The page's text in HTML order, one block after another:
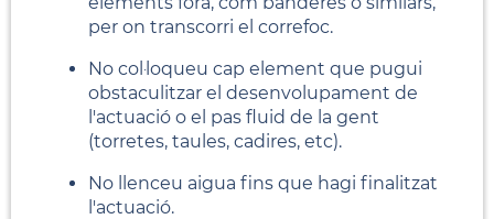
per on transcorri el correfoc.
No col·loqueu cap element que pugui
obstaculitzar el desenvolupament de
l'actuació o el pas fluid de la gent
(torretes, taules, cadires, etc).
No llenceu aigua fins que hagi finalitzat
l'actuació.